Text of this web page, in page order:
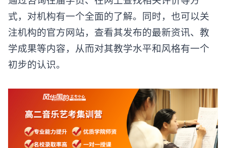
通过咨询往届学员、在网上查找相关评价等方
式，对机构有一个全面的了解。同时，也可以关
注机构的官方网站，查看其发布的最新资讯、教
学成果等内容，从而对其教学水平和风格有一个
初步的认识。